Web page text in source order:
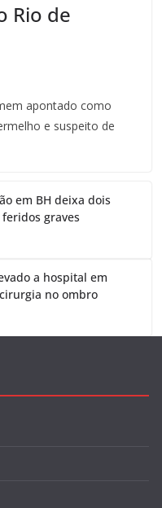
Rio de
apontado como
e suspeito de
em BH deixa dois
graves
a hospital em
no ombro